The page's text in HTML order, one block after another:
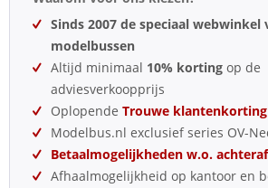
Sinds 2007 de speciaal webwinkel
modelbussen
Altijd minimaal 10% korting op de
adviesverkoopprijs
Oplopende Trouwe klantenkorting
Modelbus.nl exclusief series OV-
Betaalmogelijkheden w.o.
Afhaalmogelijkheid op kantoor en